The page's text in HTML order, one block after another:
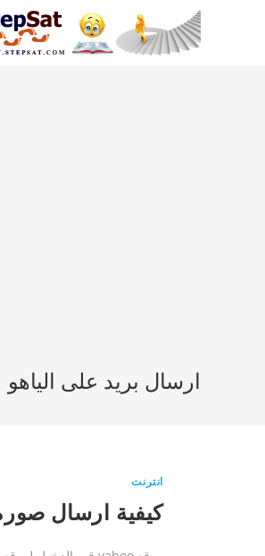
ارسال بريد على الياهو
انترنت
كيفية ارسال